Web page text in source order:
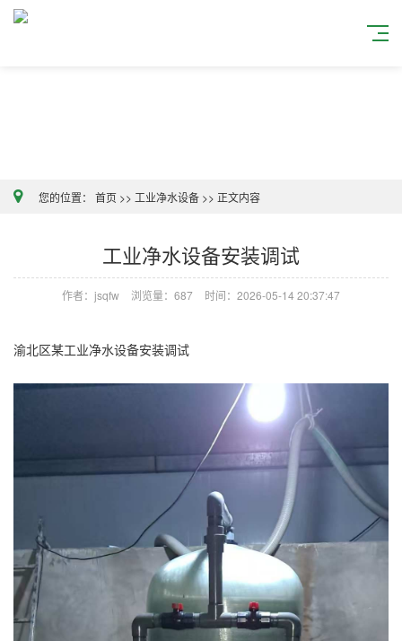
您的位置： 首页 >> 工业净水设备 >> 正文内容
工业净水设备安装调试
作者：jsqfw 浏览量：687 时间：2026-05-14 20:37:47
渝北区某工业净水设备安装调试